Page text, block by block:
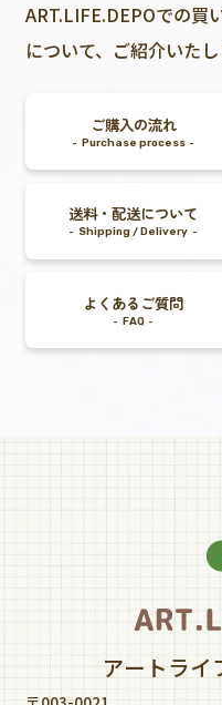
ART.LIFE.DEPOでの買
について、ご紹介いたし
ご購入の流れ
Purchase process
送料・配送について
Shipping / Delivery
よくあるご質問
FAQ
アートライ